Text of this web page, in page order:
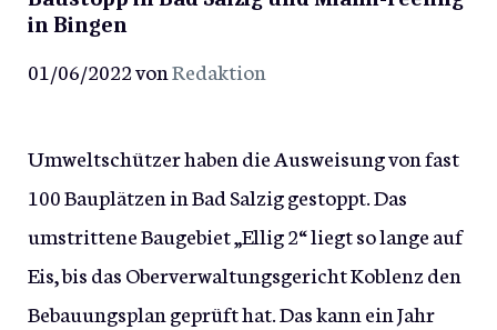
in Bingen
01/06/2022vonRedaktion
Umweltschützer haben die Ausweisung von fast
100 Bauplätzen in Bad Salzig gestoppt. Das
umstrittene Baugebiet „Ellig 2“ liegt so lange auf
Eis, bis das Oberverwaltungsgericht Koblenz den
Bebauungsplan geprüft hat. Das kann ein Jahr